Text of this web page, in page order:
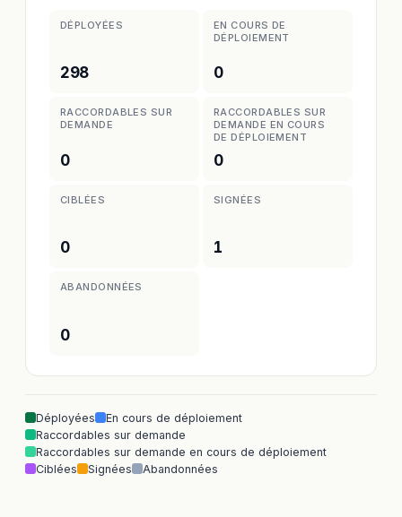
DÉPLOYÉES
298
EN COURS DE
DÉPLOIEMENT
0
RACCORDABLES SUR
DEMANDE
0
RACCORDABLES SUR
DEMANDE EN COURS
DE DÉPLOIEMENT
0
CIBLÉES
0
SIGNÉES
1
ABANDONNÉES
0
Déployées
En cours de déploiement
Raccordables sur demande
Raccordables sur demande en cours de déploiement
Ciblées
Signées Abandonnées